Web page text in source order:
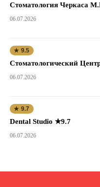
Стоматология Черкаса
06.07.2026
★ 9.5
Стоматологический
06.07.2026
★ 9.7
Dental Studio ★9.7
06.07.2026